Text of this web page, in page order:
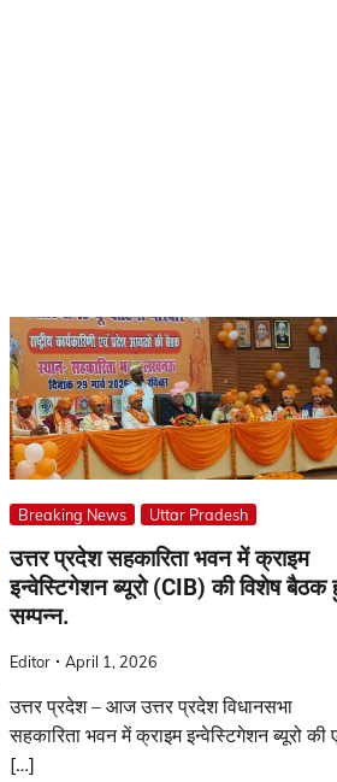
Breaking News Uttar Pradesh
उत्तर प्रदेश सहकारिता भवन में क्राइम
इन्वेस्टिगेशन ब्यूरो (CIB) की विशेष बैठक
सम्पन्न.
Editor April 1, 2026
उत्तर प्रदेश – आज उत्तर प्रदेश विधानसभा
सहकारिता भवन में क्राइम इन्वेस्टिगेशन ब्यूरो की
[…]